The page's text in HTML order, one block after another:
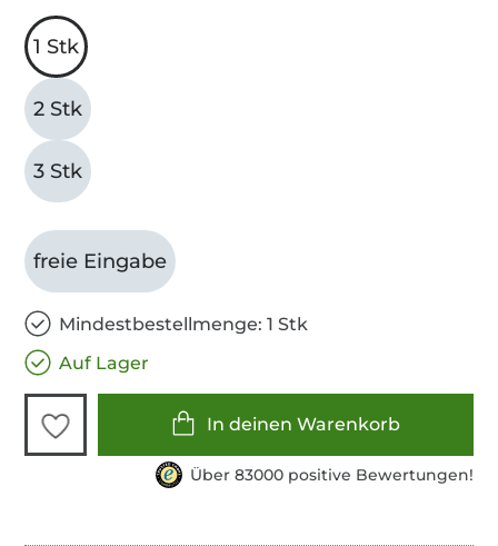
1 Stk
2 Stk
3 Stk
freie Eingabe
Mindestbestellmenge: 1 Stk
Auf Lager
In deinen Warenkorb
Über 83000 positive Bewertungen!